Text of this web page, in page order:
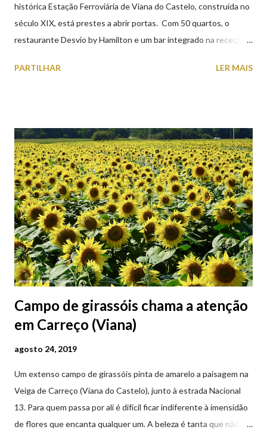
histórica Estação Ferroviária de Viana do Castelo, construída no
século XIX, está prestes a abrir portas. Com 50 quartos, o
restaurante Desvio by Hamilton e um bar integrado na receção,
peças históricas cedidas pela IP Património que homenageiam a
PARTILHAR LER MAIS
Campo de girassóis chama a atenção
em Carreço (Viana)
agosto 24, 2019
Um extenso campo de girassóis pinta de amarelo a paisagem na
Veiga de Carreço (Viana do Castelo), junto à estrada Nacional
13. Para quem passa por ali é difícil ficar indiferente à imensidão
de flores que encanta qualquer um. A beleza é tanta que não